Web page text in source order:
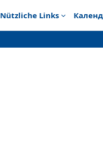
Nützliche Links